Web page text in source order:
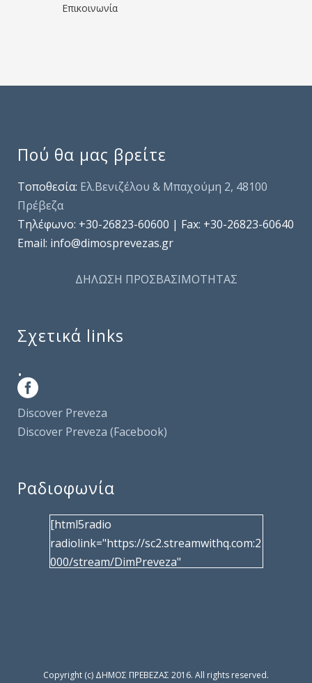
Επικοινωνία
Πού θα μας βρείτε
Τοποθεσία: Ελ.Βενιζέλου & Μπαχούμη 2, 48100
Πρέβεζα
Τηλέφωνo: +30-26823-60600 | Fax: +30-26823-60640
Email: info@dimosprevezas.gr
ΔΗΛΩΣΗ ΠΡΟΣΒΑΣΙΜΟΤΗΤΑΣ
Σχετικά links
.
Discover Preveza
Discover Preveza (Facebook)
Ραδιοφωνία
[html5radio
radiolink="https://sc2.streamwithq.com:2
000/stream/DimPreveza"
facebook="https://www.facebook.com/%
Copyright (c) ΔΗΜΟΣ ΠΡΕΒΕΖΑΣ 2016. All rights reserved.